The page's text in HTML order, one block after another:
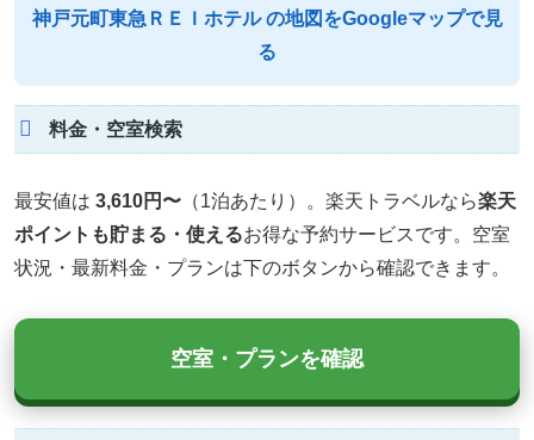
神戸元町東急ＲＥＩホテル の地図をGoogleマップで見
る
料金・空室検索
最安値は 3,610円〜 （1泊あたり）。楽天トラベルなら楽天
ポイントも貯まる・使えるお得な予約サービスです。空室
状況・最新料金・プランは下のボタンから確認できます。
空室・プランを確認